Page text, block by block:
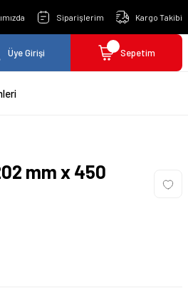
Siparişlerim Kargo Takibi
Üye Girişi Sepetim
mm x 450